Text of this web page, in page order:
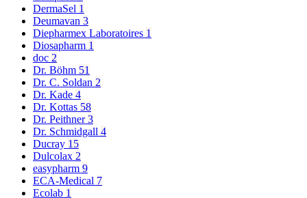
DermaSel 1
Deumavan 3
Diepharmex Laboratoires 1
Diosapharm 1
doc 2
Dr. Böhm 51
Dr. C. Soldan 2
Dr. Kade 4
Dr. Kottas 58
Dr. Peithner3
Dr. Schmidgall 4
Ducray 15
Dulcolax 2
easypharm 9
ECA-Medical 7
Ecolab 1